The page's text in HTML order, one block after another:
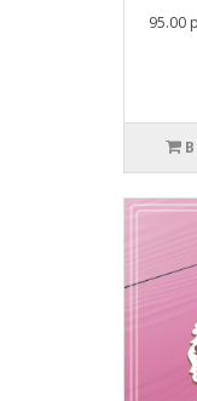
95.00